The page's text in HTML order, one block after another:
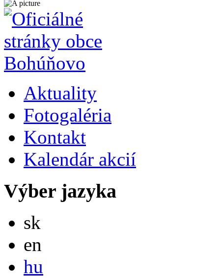
Aktuality
Fotogaléria
Kontakt
Kalendár akcií
Výber jazyka
sk
en
hu